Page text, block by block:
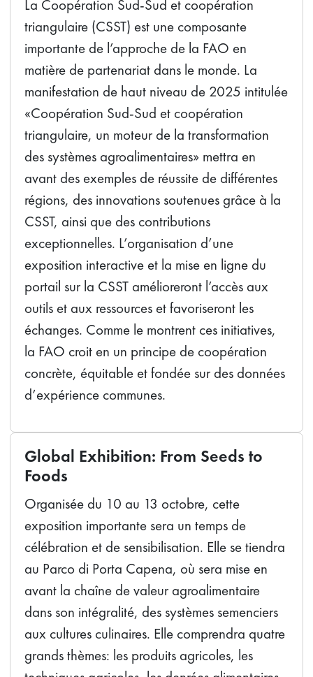
La Coopération Sud-Sud et coopération
triangulaire (CSST) est une composante
importante de l’approche de la FAO en
matière de partenariat dans le monde. La
manifestation de haut niveau de 2025 intitulée
«Coopération Sud-Sud et coopération
triangulaire, un moteur de la transformation
des systèmes agroalimentaires» mettra en
avant des exemples de réussite de différentes
régions, des innovations soutenues grâce à la
CSST, ainsi que des contributions
exceptionnelles. L’organisation d’une
exposition interactive et la mise en ligne du
portail sur la CSST amélioreront l’accès aux
outils et aux ressources et favoriseront les
échanges. Comme le montrent ces initiatives,
la FAO croit en un principe de coopération
concrète, équitable et fondée sur des données
d’expérience communes.
Global Exhibition: From Seeds to
Foods
Organisée du 10 au 13 octobre, cette
exposition importante sera un temps de
célébration et de sensibilisation. Elle se tiendra
au Parco di Porta Capena, où sera mise en
avant la chaîne de valeur agroalimentaire
dans son intégralité, des systèmes semenciers
aux cultures culinaires. Elle comprendra quatre
grands thèmes: les produits agricoles, les